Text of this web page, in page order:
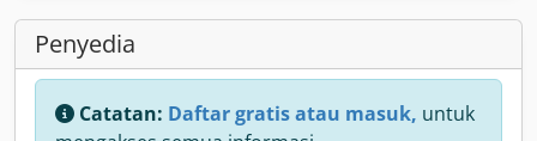
Penyedia
Catatan: Daftar gratis atau masuk, untuk